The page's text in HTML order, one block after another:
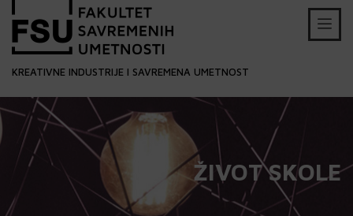
KREATIVNE INDUSTRIJE I SAVREMENA UMETNOST
ŽIVOT SKOLE